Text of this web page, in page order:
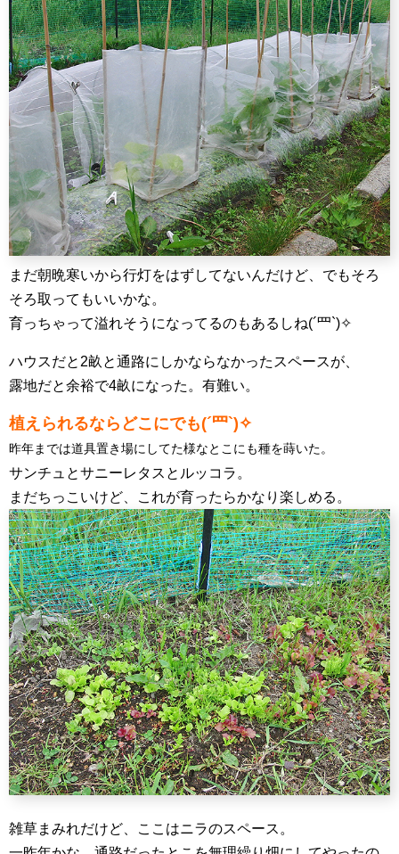
まだ朝晩寒いから行灯をはずしてないんだけど、でもそろ
そろ取ってもいいかな。
育っちゃって溢れそうになってるのもあるしね(´罒`)✧
ハウスだと2畝と通路にしかならなかったスペースが、
露地だと余裕で4畝になった。有難い。
植えられるならどこにでも(´罒`)✧
昨年までは道具置き場にしてた様なとこにも種を蒔いた。
サンチュとサニーレタスとルッコラ。
まだちっこいけど、これが育ったらかなり楽しめる。
雑草まみれだけど、ここはニラのスペース。